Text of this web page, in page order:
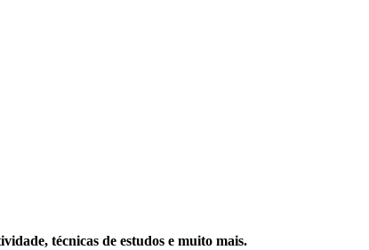
técnicas de estudos e muito mais.